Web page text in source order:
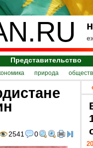
Представительство
природа
2541 0